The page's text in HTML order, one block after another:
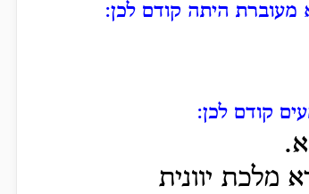
היתה קודם לכן:
קודם לכן:
יוונית